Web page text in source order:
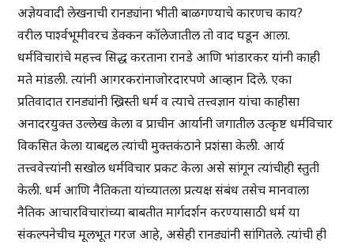
अज्ञेयवादी लेखनाची रानड्यांना भीती बाळगण्याचे कारणच काय?
वरील पार्श्वभूमीवरच डेक्कन कॉलेजातील तो वाद घडून आला.
धर्मविचारांचे महत्त्व सिद्ध करताना रानडे आणि भांडारकर यांनी काही
मते मांडली. त्यांनी आगरकरांनाजोरदारपणे आव्हान दिले. एका
प्रतिवादात रानड्यांनी ख्रिस्ती धर्म व त्याचे तत्त्वज्ञान यांचा काहीसा
अनादरयुक्त उल्लेख केला व प्राचीन आर्यानी जगातील उत्कृष्ट धर्मविचार
विकसित केला याबद्दल त्यांची मुक्तकंठाने प्रशंसा केली. आर्य
तत्त्ववेत्त्यांनी सखोल धर्मविचार प्रकट केला असे सांगून त्यांचीही स्तुती
केली. धर्म आणि नैतिकता यांच्यातला प्रत्यक्ष संबंध तसेच मानवाला
नैतिक आचारविचारांच्या बाबतीत मार्गदर्शन करण्यासाठी धर्म या
संकल्पनेचीच मूलभूत गरज आहे, असेही रानड्यांनी सांगितले. त्यांची ही